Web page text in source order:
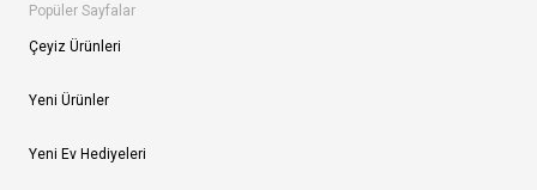
Popüler Sayfalar
Çeyiz Ürünleri
Yeni Ürünler
Yeni Ev Hediyeleri